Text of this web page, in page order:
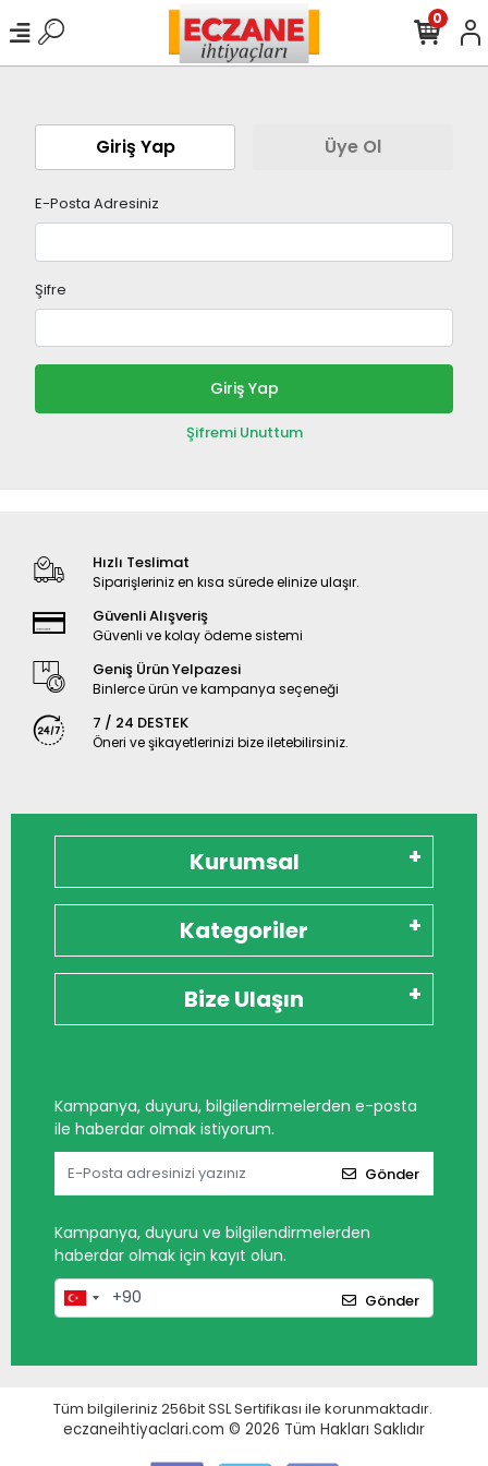
0
Giriş Yap Üye Ol
E-Posta Adresiniz
Şifre
Giriş Yap
Şifremi Unuttum
Hızlı Teslimat
Siparişleriniz en kısa sürede elinize ulaşır.
Güvenli Alışveriş
Güvenli ve kolay ödeme sistemi
Geniş Ürün Yelpazesi
Binlerce ürün ve kampanya seçeneği
7 / 24 DESTEK
Öneri ve şikayetlerinizi bize iletebilirsiniz.
Kurumsal
Kategoriler
Bize Ulaşın
Kampanya, duyuru, bilgilendirmelerden e-posta
ile haberdar olmak istiyorum.
Gönder
Kampanya, duyuru ve bilgilendirmelerden
haberdar olmak için kayıt olun.
Gönder
Tüm bilgileriniz 256bit SSL Sertifikası ile korunmaktadır.
eczaneihtiyaclari.com © 2026 Tüm Hakları Saklıdır